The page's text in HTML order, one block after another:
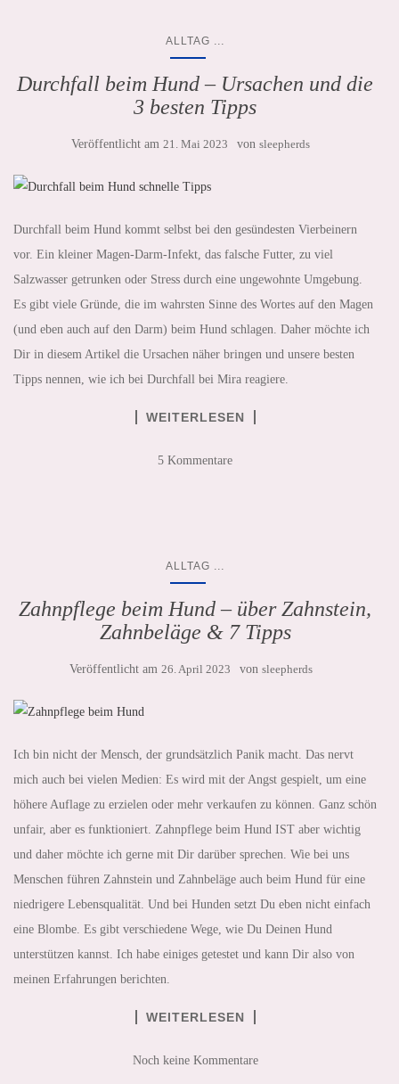
ALLTAG
Durchfall beim Hund – Ursachen und die
3 besten Tipps
Veröffentlicht am 21. Mai 2023 von sleepherds
Durchfall beim Hund kommt selbst bei den gesündesten Vierbeinern
vor. Ein kleiner Magen-Darm-Infekt, das falsche Futter, zu viel
Salzwasser getrunken oder Stress durch eine ungewohnte Umgebung.
Es gibt viele Gründe, die im wahrsten Sinne des Wortes auf den Magen
(und eben auch auf den Darm) beim Hund schlagen. Daher möchte ich
Dir in diesem Artikel die Ursachen näher bringen und unsere besten
Tipps nennen, wie ich bei Durchfall bei Mira reagiere.
WEITERLESEN
5 Kommentare
ALLTAG
Zahnpflege beim Hund – über Zahnstein,
Zahnbeläge & 7 Tipps
Veröffentlicht am 26. April 2023 von sleepherds
Ich bin nicht der Mensch, der grundsätzlich Panik macht. Das nervt
mich auch bei vielen Medien: Es wird mit der Angst gespielt, um eine
höhere Auflage zu erzielen oder mehr verkaufen zu können. Ganz schön
unfair, aber es funktioniert. Zahnpflege beim Hund IST aber wichtig
und daher möchte ich gerne mit Dir darüber sprechen. Wie bei uns
Menschen führen Zahnstein und Zahnbeläge auch beim Hund für eine
niedrigere Lebensqualität. Und bei Hunden setzt Du eben nicht einfach
eine Blombe. Es gibt verschiedene Wege, wie Du Deinen Hund
unterstützen kannst. Ich habe einiges getestet und kann Dir also von
meinen Erfahrungen berichten.
WEITERLESEN
Noch keine Kommentare